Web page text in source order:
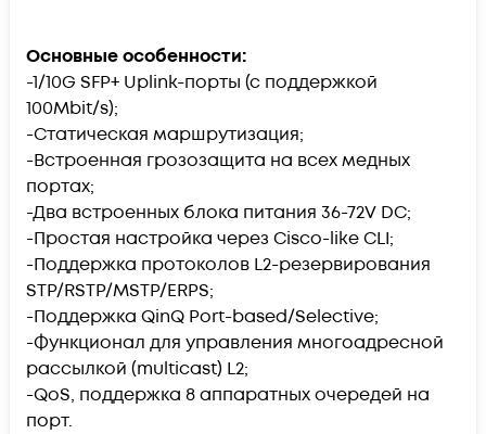
Основные особенности:
-1/10G SFP+ Uplink-порты (с поддержкой
100Mbit/s);
-Статическая маршрутизация;
-Встроенная грозозащита на всех медных
портах;
-Два встроенных блока питания 36-72V DC;
-Простая настройка через Cisco-like CLI;
-Поддержка протоколов L2-резервирования
STP/RSTP/MSTP/ERPS;
-Поддержка QinQ Port-based/Selective;
-Функционал для управления многоадресной
рассылкой (multicast) L2;
-QoS, поддержка 8 аппаратных очередей на
порт.